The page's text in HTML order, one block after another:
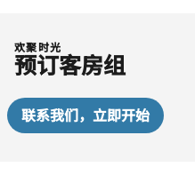
欢聚时光
预订客房组
联系我们，立即开始